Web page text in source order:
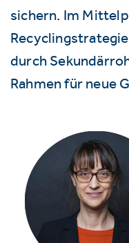
sichern. Im
durch
Rahmen für neue